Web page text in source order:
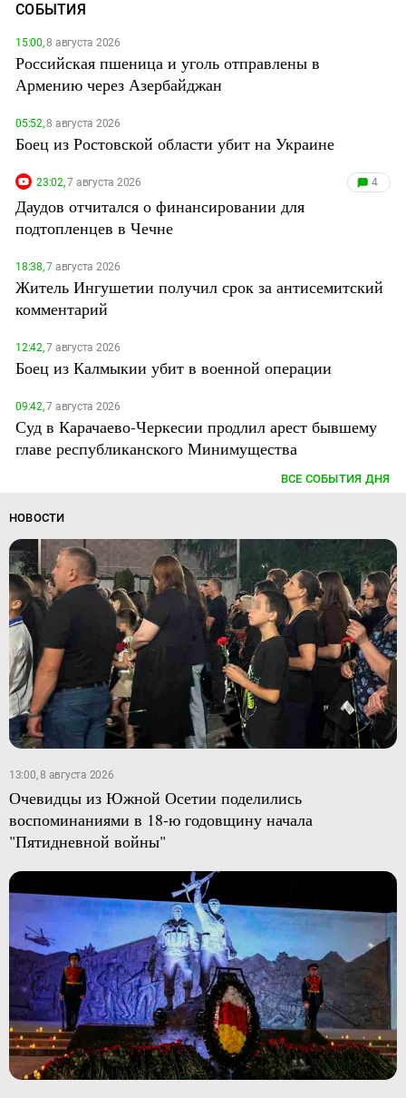
СОБЫТИЯ
15:00,8 августа 2026
Российская пшеница и уголь отправлены в
Армению через Азербайджан
05:52,8 августа 2026
Боец из Ростовской области убит на Украине
23:02,7 августа 2026 4
Даудов отчитался о финансировании для
подтопленцев в Чечне
18:38,7 августа 2026
Житель Ингушетии получил срок за антисемитский
комментарий
12:42,7 августа 2026
Боец из Калмыкии убит в военной операции
09:42,7 августа 2026
Суд в Карачаево-Черкесии продлил арест бывшему
главе республиканского Минимущества
ВСЕ СОБЫТИЯ ДНЯ
НОВОСТИ
13:00, 8 августа 2026
Очевидцы из Южной Осетии поделились
воспоминаниями в 18-ю годовщину начала
"Пятидневной войны"